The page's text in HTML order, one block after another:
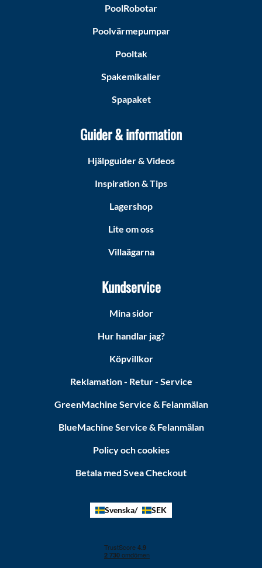
PoolRobotar
Poolvärmepumpar
Pooltak
Spakemikalier
Spapaket
Guider & information
Hjälpguider & Videos
Inspiration & Tips
Lagershop
Lite om oss
Villaägarna
Kundservice
Mina sidor
Hur handlar jag?
Köpvillkor
Reklamation - Retur - Service
GreenMachine Service & Felanmälan
BlueMachine Service & Felanmälan
Policy och cookies
Betala med Svea Checkout
Svenska SEK